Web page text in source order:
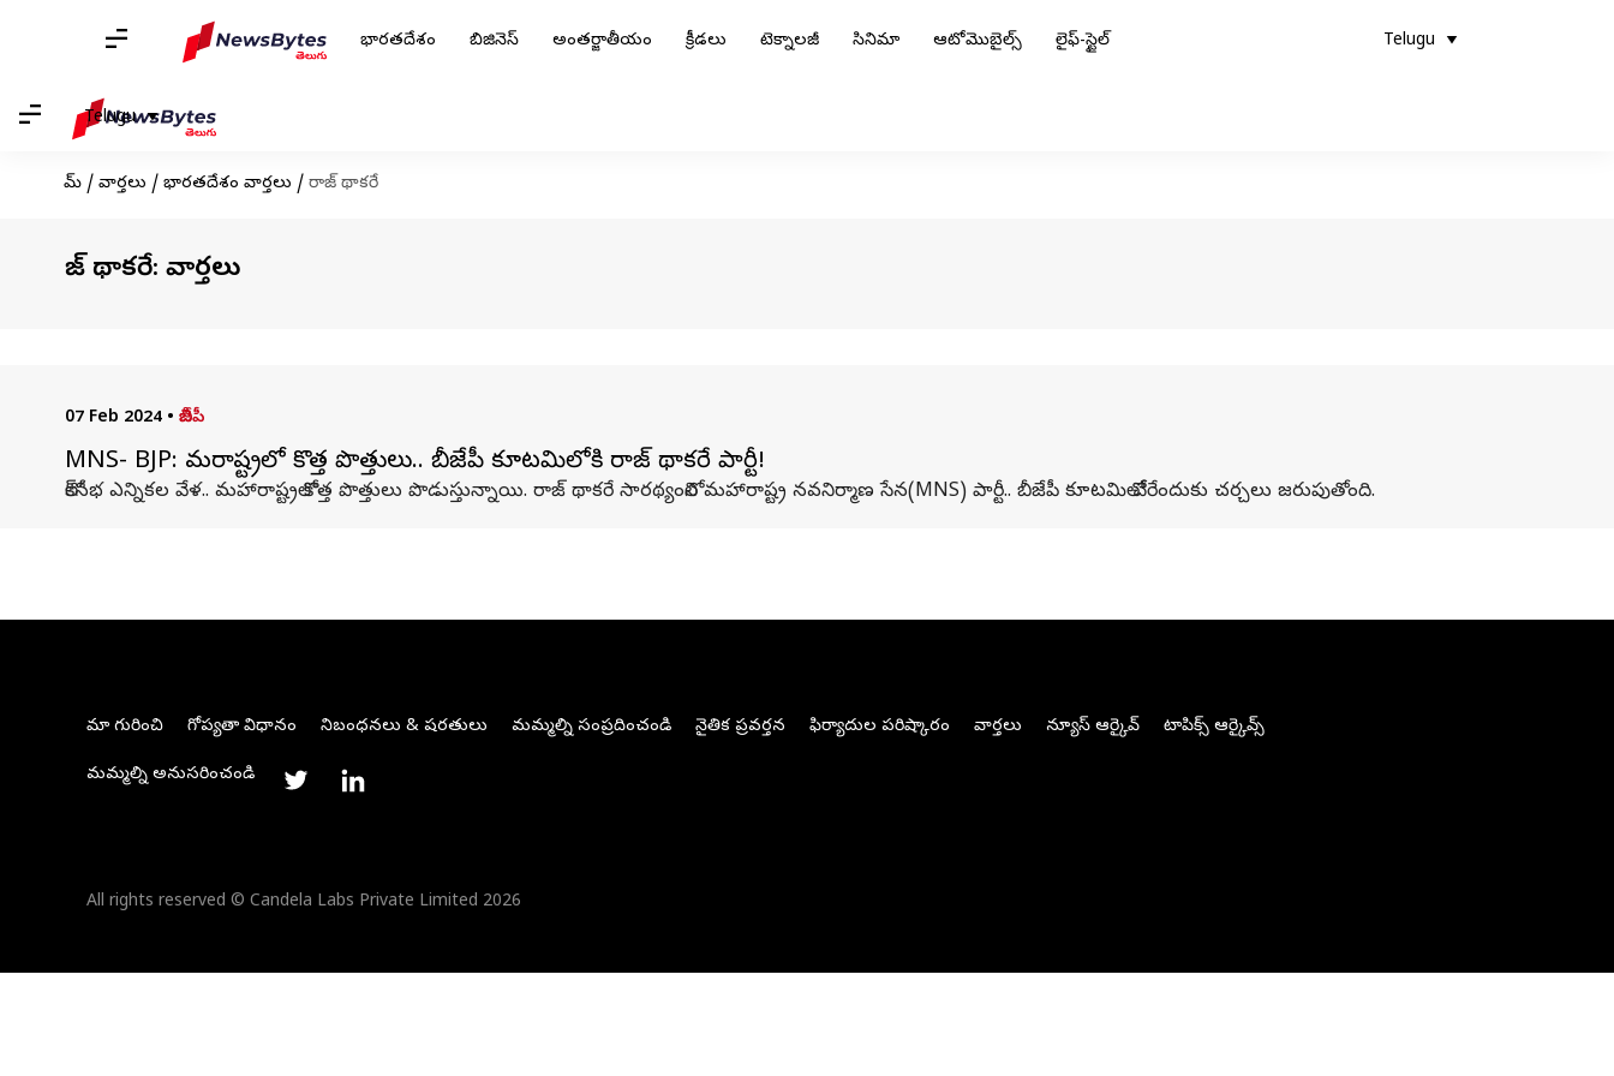
భారతదేశం బిజినెస్ అంతర్జాతీయం క్రీడలు టెక్నాలజీ సినిమా ఆటోమొబైల్స్ లైఫ్-స్టైల్ Telugu
Telugu
హోమ్ / వార్తలు / భారతదేశం వార్తలు / రాజ్ థాకరే
రాజ్ థాకరే: వార్తలు
07 Feb 2024 • బీజేపీ
MNS- BJP: మహారాష్ట్రలో కొత్త పొత్తులు.. బీజేపీ కూటమిలోకి రాజ్ థాకరే పార్టీ!
లోక్‌సభ ఎన్నికల వేళ.. మహారాష్ట్రలో కొత్త పొత్తులు పొడుస్తున్నాయి. రాజ్ థాకరే సారథ్యంలోని మహారాష్ట్ర నవనిర్మాణ సేన(MNS) పార్టీ.. బీజేపీ కూటమిలో చేరేందుకు చర్చలు జరుపుతోంది.
మా గురించి గోప్యతా విధానం నిబంధనలు & షరతులు మమ్మల్ని సంప్రదించండి నైతిక ప్రవర్తన ఫిర్యాదుల పరిష్కారం వార్తలు న్యూస్ ఆర్కైవ్ టాపిక్స్ ఆర్కైవ్స్
మమ్మల్ని అనుసరించండి
All rights reserved © Candela Labs Private Limited 2026